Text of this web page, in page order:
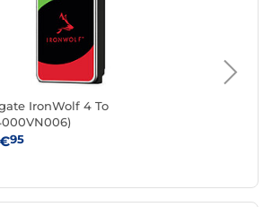
IronWolf 4 To
95